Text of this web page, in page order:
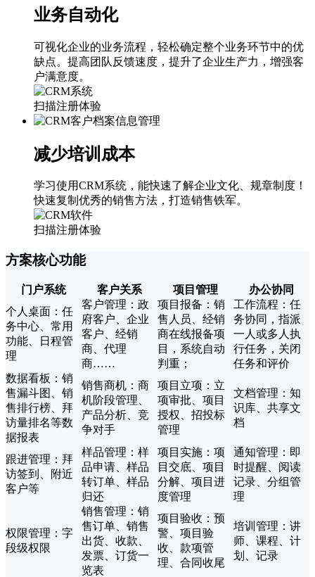
业务自动化
可视化企业的业务流程，轻松确定整个业务环节中的优
缺点。提高团队反馈速度，提升了企业生产力，增强客
户满意度。
扫描注册体验
减少培训成本
学习使用CRM系统，能快速了解企业文化、规章制度！
快速复制优秀的销售方法，打造销售铁军。
扫描注册体验
方案核心功能
门户系统 客户关系 项目管理
办公协同
个人桌面：任
务中心、常用
功能、日程管
理
客户管理：政
府客户、企业
客户、经销
商、代理
商……
项目报备：销
售人员、经销
商在线报备项
目，系统自动
判重；
工作流程：任
务协同，指派
一人或多人执
行任务，关闭
任务和评价
数据看板：销
售漏斗图、销
售排行榜、拜
访量排名等数
据报表
销售商机：商
机阶段管理、
产品分析、竞
争对手
项目立项：立
项审批、项目
授权、招投标
管理
文档管理：知
识库、共享文
档
跟进管理：拜
访签到、附近
客户等
样品管理：样
品申请、样品
转订单、样品
归还
项目实施：项
目交底、项目
分解、项目进
度管理
通知管理：即
时提醒、阅读
记录、分组管
理
权限管理：字
段级权限
销售管理：销
售订单、销售
出货、收款、
发票、订货一
览表
项目验收：预
警、项目验
收、款项管
理、合同收尾
培训管理：讲
师、课程、计
划、记录